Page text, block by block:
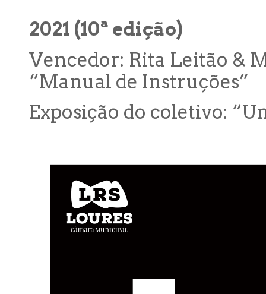
2021 (10ª edição)
Vencedor: Rita Leitão &
“Manual de Instruções”
Exposição do coletivo: